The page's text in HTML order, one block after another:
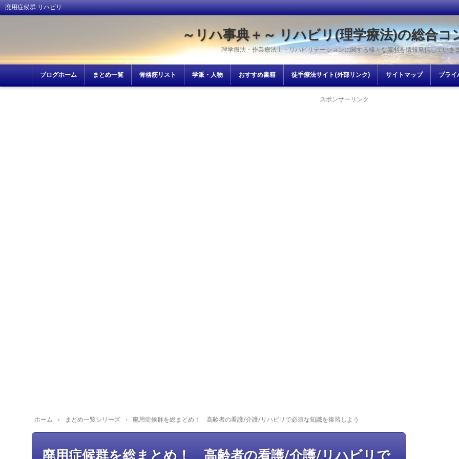
廃用症候群 リハビリ
～リハ事典＋～ リハビリ(理学療法)の総合コ
理学療法・作業療法士・リハビリテーションに関する様々な素材を情報発信していき
ブログホーム まとめ一覧 骨格筋リスト 学派・人物 おすすめ書籍 徒手療法サイト(外部リンク) サイトマップ プライ
スポンサーリンク
ホーム › まとめ一覧シリーズ › 廃用症候群を総まとめ！ 高齢者の看護/介護/リハビリで必須な知識を復習しよう
廃用症候群を総まとめ！ 高齢者の看護/介護/リハビリで